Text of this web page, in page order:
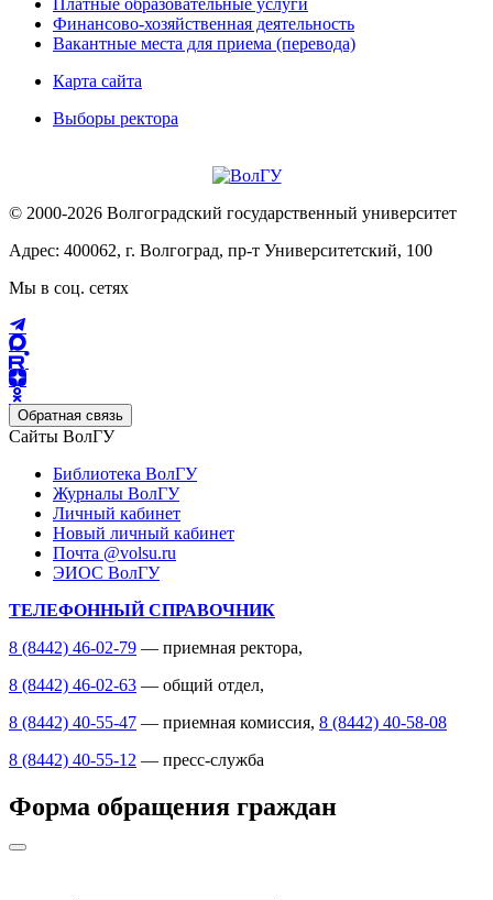
Платные образовательные услуги
Финансово-хозяйственная деятельность
Вакантные места для приема (перевода)
Карта сайта
Выборы ректора
© 2000-2026 Волгоградский государственный университет
Адрес: 400062, г. Волгоград, пр-т Университетский, 100
Мы в соц. сетях
Обратная связь
Сайты ВолГУ
Библиотека ВолГУ
Журналы ВолГУ
Личный кабинет
Новый личный кабинет
Почта @volsu.ru
ЭИОС ВолГУ
ТЕЛЕФОННЫЙ СПРАВОЧНИК
8 (8442) 46-02-79 — приемная ректора,
8 (8442) 46-02-63 — общий отдел,
8 (8442) 40-55-47 — приемная комиссия, 8 (8442) 40-58-08
8 (8442) 40-55-12 — пресс-служба
Форма обращения граждан